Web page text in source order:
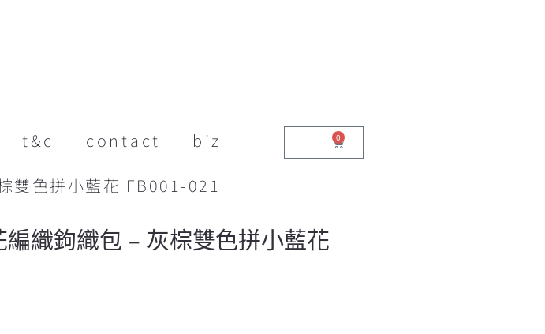
t&c contact biz 0
雙色拼小藍花 FB001-021
織鉤織包 – 灰棕雙色拼小藍花